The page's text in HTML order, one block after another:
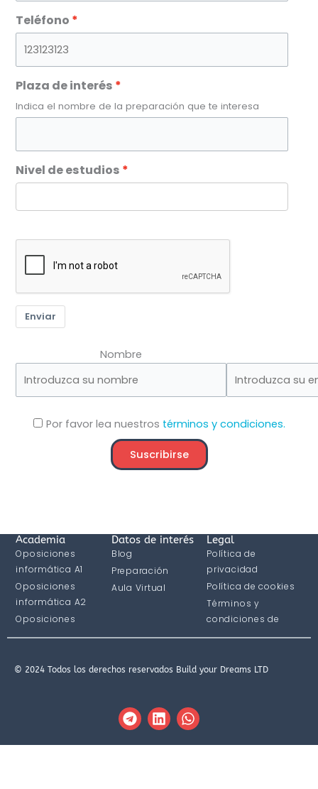
Teléfono
Plaza de interés
Indica el nombre de la preparación que te interesa
Nivel de estudios
Enviar
Nombre
Por favor lea nuestros términos y condiciones.
Academia
Oposiciones
informática A1
Oposiciones
informática A2
Oposiciones
informática C1
Datos de interés
Blog
Preparación
Aula Virtual
Legal
Política de
privacidad
Política de cookies
Términos y
condiciones de
compra
© 2024 Todos los derechos reservados Build your Dreams LTD
T
e
l
L
i
n
W
h
a